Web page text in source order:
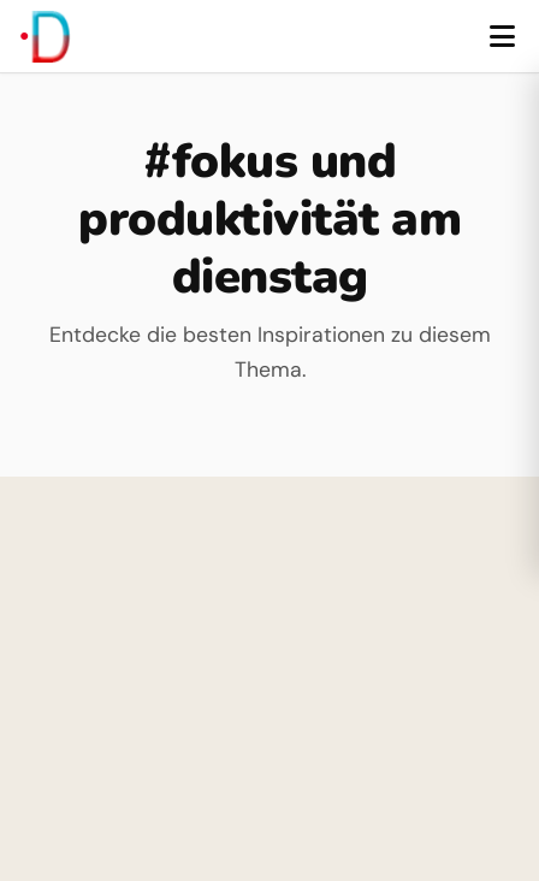
#fokus und
produktivität am
dienstag
Entdecke die besten Inspirationen zu diesem
Thema.